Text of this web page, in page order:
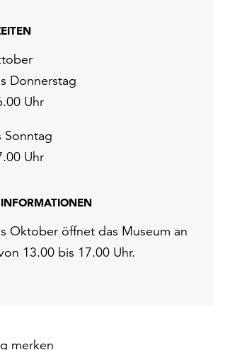
Donnerstag
Uhr
Sonntag
Uhr
Oktober öffnet das Museum an
13.00 bis 17.00 Uhr.
Ausstellung merken